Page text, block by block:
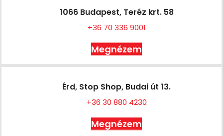
1066 Budapest, Teréz krt. 58
+36 70 336 9001
Megnézem
Érd, Stop Shop, Budai út 13.
+36 30 880 4230
Megnézem